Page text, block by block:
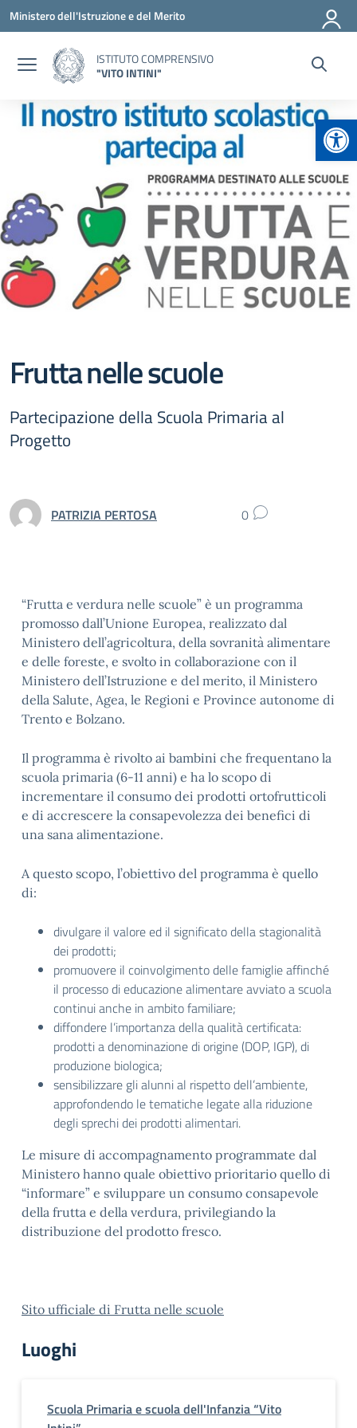
Vai ai contenuti
Vai al menu di navigazione
Vai al footer
Ministero dell'Istruzione e del Merito
ISTITUTO COMPRENSIVO
"VITO INTINI"
Frutta nelle scuole
Partecipazione della Scuola Primaria al
Progetto
PATRIZIA PERTOSA 0
“Frutta e verdura nelle scuole” è un programma
promosso dall’Unione Europea, realizzato dal
Ministero dell’agricoltura, della sovranità alimentare
e delle foreste, e svolto in collaborazione con il
Ministero dell’Istruzione e del merito, il Ministero
della Salute, Agea, le Regioni e Province autonome di
Trento e Bolzano.
Il programma è rivolto ai bambini che frequentano la
scuola primaria (6-11 anni) e ha lo scopo di
incrementare il consumo dei prodotti ortofrutticoli
e di accrescere la consapevolezza dei benefici di
una sana alimentazione.
A questo scopo, l’obiettivo del programma è quello
di:
divulgare il valore ed il significato della stagionalità
dei prodotti;
promuovere il coinvolgimento delle famiglie affinché
il processo di educazione alimentare avviato a scuola
continui anche in ambito familiare;
diffondere l’importanza della qualità certificata:
prodotti a denominazione di origine (DOP, IGP), di
produzione biologica;
sensibilizzare gli alunni al rispetto dell’ambiente,
approfondendo le tematiche legate alla riduzione
degli sprechi dei prodotti alimentari.
Le misure di accompagnamento programmate dal
Ministero hanno quale obiettivo prioritario quello di
“informare” e sviluppare un consumo consapevole
della frutta e della verdura, privilegiando la
distribuzione del prodotto fresco.
Sito ufficiale di Frutta nelle scuole
Luoghi
Scuola Primaria e scuola dell'Infanzia “Vito